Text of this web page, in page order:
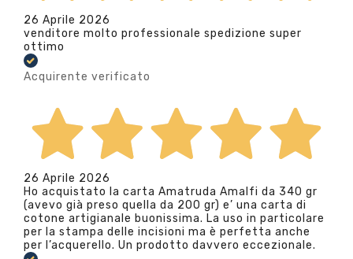
26 Aprile 2026
venditore molto professionale spedizione super
ottimo
Acquirente verificato
26 Aprile 2026
Ho acquistato la carta Amatruda Amalfi da 340 gr
(avevo già preso quella da 200 gr) e’ una carta di
cotone artigianale buonissima. La uso in particolare
per la stampa delle incisioni ma è perfetta anche
per l’acquerello. Un prodotto davvero eccezionale.